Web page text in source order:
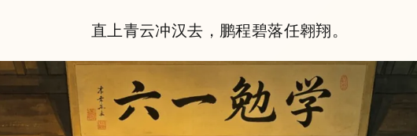
直上青云冲汉去，鹏程碧落任翱翔。